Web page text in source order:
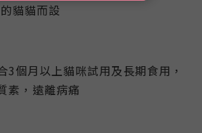
貓貓而設
個月以上貓咪試用及長期食用，
素，遠離病痛